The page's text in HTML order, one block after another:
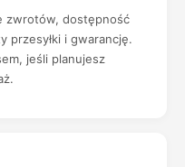
zwrotów, dostępność
przesyłki i gwarancję.
jeśli planujesz